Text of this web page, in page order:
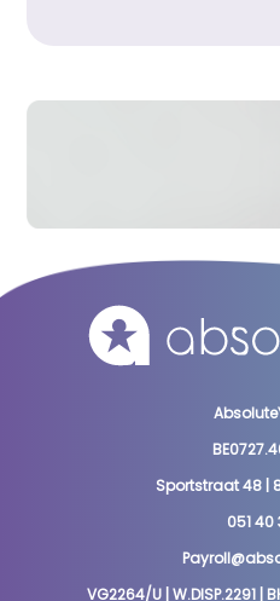
Sportstraat 48 |
051 40
VG2264/U | W.DISP.2291 |